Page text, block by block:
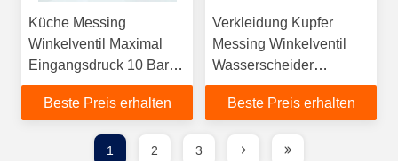
Küche Messing
Winkelventil Maximal
Eingangsdruck 10 Bar
145 Psi Geeignet für die
Wasserverteilung
Aktueller Typ
Beste Preis erhalten
Verkleidung Kupfer
Messing Winkelventil
Wasserscheider
Männlich Gewinde
langsam offene
3/4"x1/2"
Beste Preis erhalten
1 2 3